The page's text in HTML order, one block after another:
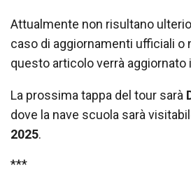
Attualmente non risultano
caso di aggiornamenti ufficiali o
questo articolo verrà aggiornato
La prossima tappa del tour sarà
dove la nave scuola sarà
2025.
***